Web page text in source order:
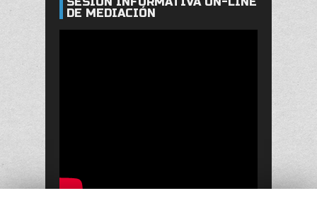
DE MEDIACIÓN